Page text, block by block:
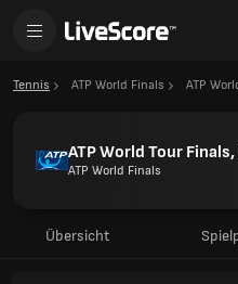
Tennis ATP World Finals ATP
ATP World Tour
ATP World Finals
Übersicht